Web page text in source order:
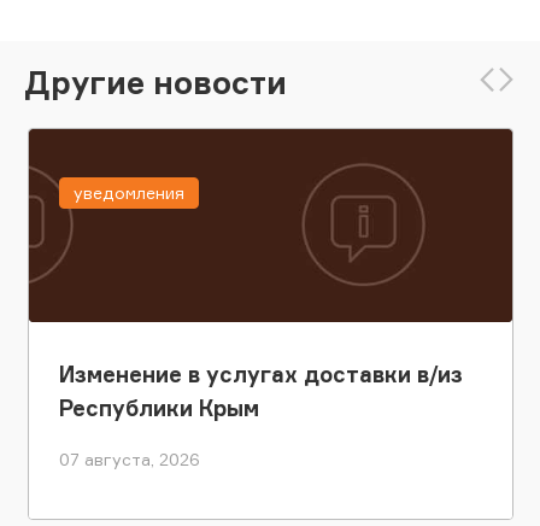
Другие новости
Изменение в услугах доставки в/из
Республики Крым
07 августа, 2026
уведомления